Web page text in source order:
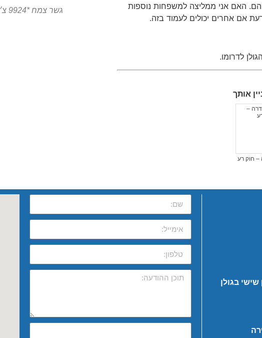
האם אני ממליצה למשפחות נוספות
אם אחרים יכולים לעמוד בזה.
לדרומו.
אותך
חוק רע
גשר צמח *9924 צ׳יטו טיגו 8 פרו המותג הסיני הגיע לצפון
בגולן